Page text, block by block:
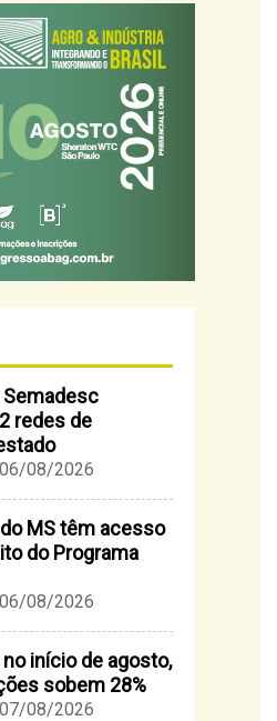
Semadesc
redes de
08/2026
MS têm acesso
do Programa
08/2026
início de agosto,
sobem 28%
08/2026